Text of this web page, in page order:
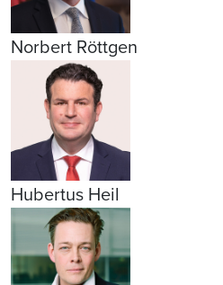
Norbert Röttgen
Hubertus Heil